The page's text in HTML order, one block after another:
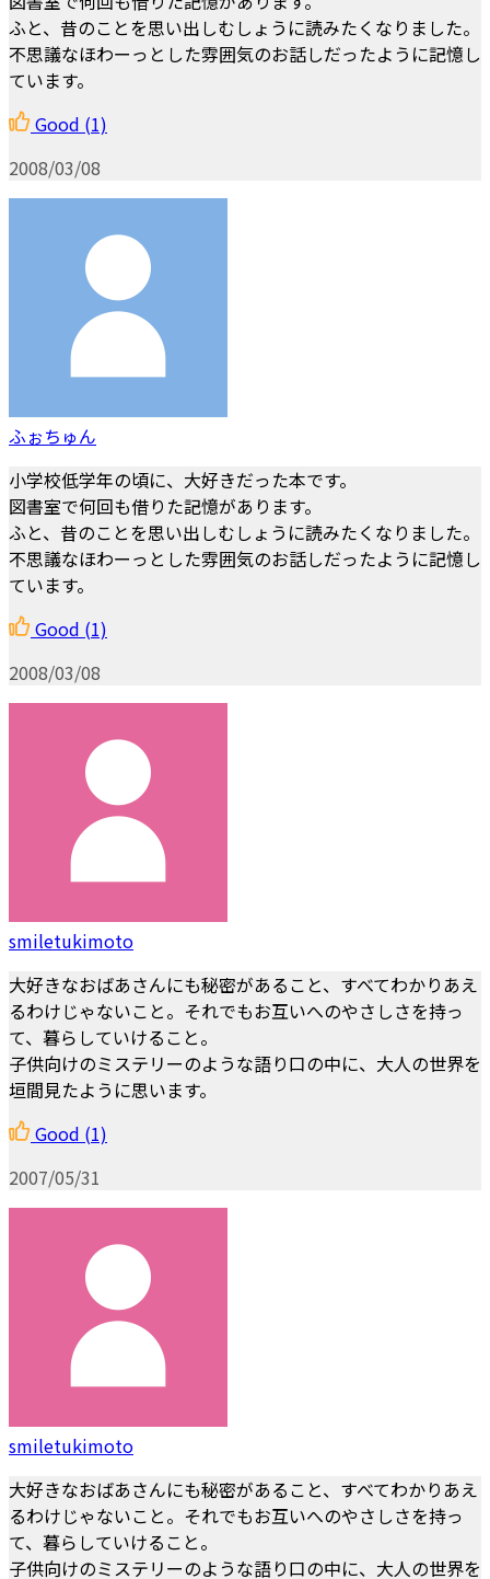
ふと、昔のことを思い出しむしょうに読みたくなりました。
不思議なほわーっとした雰囲気のお話しだったように記憶し
ています。
Good (1)
2008/03/08
ふぉちゅん
小学校低学年の頃に、大好きだった本です。
図書室で何回も借りた記憶があります。
ふと、昔のことを思い出しむしょうに読みたくなりました。
不思議なほわーっとした雰囲気のお話しだったように記憶し
ています。
Good (1)
2008/03/08
smiletukimoto
大好きなおばあさんにも秘密があること、すべてわかりあえ
るわけじゃないこと。それでもお互いへのやさしさを持っ
て、暮らしていけること。
子供向けのミステリーのような語り口の中に、大人の世界を
垣間見たように思います。
Good (1)
2007/05/31
smiletukimoto
大好きなおばあさんにも秘密があること、すべてわかりあえ
るわけじゃないこと。それでもお互いへのやさしさを持っ
て、暮らしていけること。
子供向けのミステリーのような語り口の中に、大人の世界を